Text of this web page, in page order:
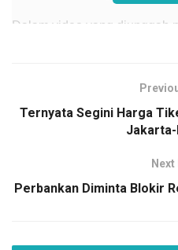
Dalam video yang diunggah
perlahan.
Sambangi PWI
Ternyata Segini Harga
Jakarta-
Perbankan Diminta Blokir